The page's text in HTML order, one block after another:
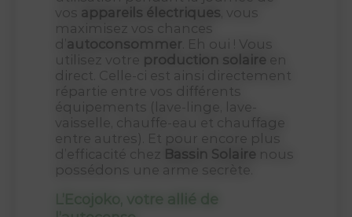
vos appareils électriques , vous
maximisez vos chances
d’ autoconsommer . Eh oui ! Vous
utilisez votre production solaire en
direct. Celle-ci est ainsi directement
répartie entre vos différents
équipements (lave-linge, lave-
vaisselle, chauffe-eau et chauffage
entre autres). Et pour encore plus
d’efficacité chez Bassin Solaire nous
possédons une arme secrète.
L’Ecojoko, votre allié de